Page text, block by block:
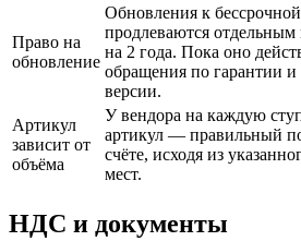
Право на
обновление
Обновления к
продлеваются
на 2 года. Пока оно
обращения по гарантии
версии.
Артикул
зависит от
объёма
У вендора на каждую
артикул — правильный
счёте, исходя из
мест.
НДС и документы